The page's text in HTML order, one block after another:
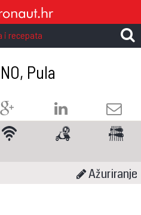
i recepata
Pula
Ažuriranje